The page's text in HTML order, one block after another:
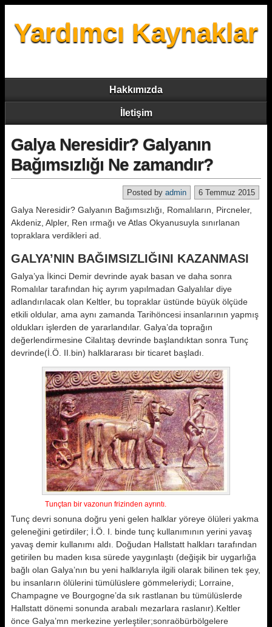
Yardımcı Kaynaklar
Hakkımızda
İletişim
Galya Neresidir? Galyanın
Bağımsızlığı Ne zamandır?
6 Temmuz 2015
Posted by admin
Galya Neresidir? Galyanın Bağımsızlığı, Romalıların, Pircneler,
Akdeniz, Alpler, Ren ırmağı ve Atlas Okyanusuyla sınırlanan
topraklara verdikleri ad.
GALYA’NIN BAĞIMSIZLIĞINI KAZANMASI
Galya’ya İkinci Demir devrinde ayak basan ve daha sonra
Romalılar tarafından hiç ayrım yapılmadan Galyalılar diye
adlandırılacak olan Keltler, bu topraklar üstünde büyük ölçüde
etkili oldular, ama aynı zamanda Tarihöncesi insanlarının yapmış
oldukları işlerden de yararlandılar. Galya’da toprağın
değerlendirmesine Cilalıtaş devrinde başlandıktan sonra Tunç
devrinde(İ.Ö. II.bin) halklararası bir ticaret başladı.
Tunçtan bir vazonun frizinden ayrıntı.
Tunç devri sonuna doğru yeni gelen halklar yöreye ölüleri yakma
geleneğini getirdiler; İ.Ö. I. binde tunç kullanımının yerini yavaş
yavaş demir kullanımı aldı. Doğudan Hallstatt halkları tarafından
getirilen bu maden kısa sürede yaygınlaştı (değişik bir uygarlığa
bağlı olan Galya’nın bu yeni halklarıyla ilgili olarak bilinen tek şey,
bu insanların ölülerini tümülüslere gömmeleriydi; Lorraine,
Champagne ve Bourgogne’da sık rastlanan bu tümülüslerde
Hallstatt dönemi sonunda arabalı mezarlara raslanır).Keltler
önce Galya’mn merkezine yerleştiler;sonraöbürbölgelere